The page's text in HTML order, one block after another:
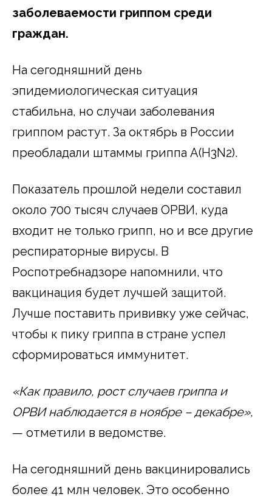
заболеваемости гриппом среди
граждан.
На сегодняшний день
эпидемиологическая ситуация
стабильна, но случаи заболевания
гриппом растут. За октябрь в России
преобладали штаммы гриппа A(H3N2).
Показатель прошлой недели составил
около 700 тысяч случаев ОРВИ, куда
входит не только грипп, но и все другие
респираторные вирусы. В
Роспотребнадзоре напомнили, что
вакцинация будет лучшей защитой.
Лучше поставить прививку уже сейчас,
чтобы к пику гриппа в стране успел
сформироваться иммунитет.
«Как правило, рост случаев гриппа и
ОРВИ наблюдается в ноябре – декабре»,
— отметили в ведомстве.
На сегодняшний день вакцинировались
более 41 млн человек. Это особенно